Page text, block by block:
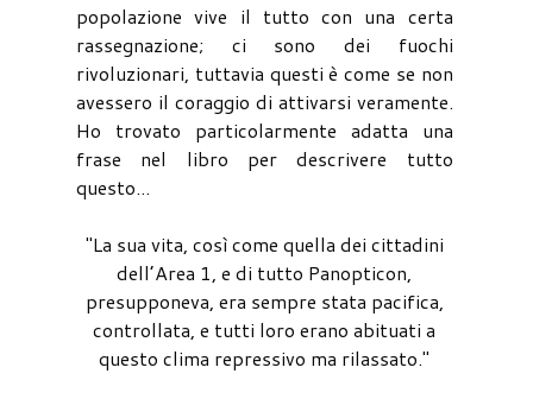
popolazione vive il tutto con una certa
rassegnazione; ci sono dei fuochi
rivoluzionari, tuttavia questi è come se non
avessero il coraggio di attivarsi veramente.
Ho trovato particolarmente adatta una
frase nel libro per descrivere tutto
questo...
"La sua vita, così come quella dei cittadini
dell’Area 1, e di tutto Panopticon,
presupponeva, era sempre stata pacifica,
controllata, e tutti loro erano abituati a
questo clima repressivo ma rilassato."